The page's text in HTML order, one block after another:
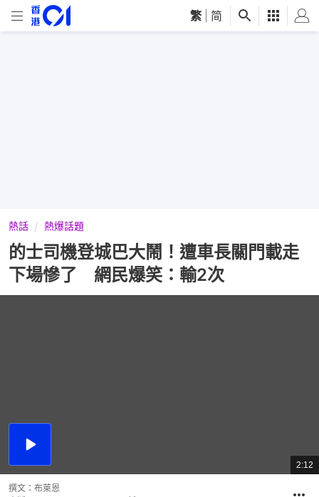
繁 简
熱話 熱爆話題
的士司機登城巴大鬧！遭車長關門載走
下場慘了 網民爆笑：輸2次
播
總
共
2:12
撰文： 布萊恩